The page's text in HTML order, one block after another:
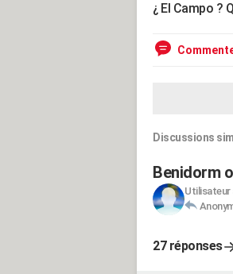
¿ El Campo ?
Discussions
Benidorm
Utilisateur
27 réponses